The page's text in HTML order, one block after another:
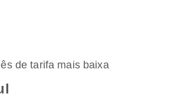
de tarifa mais baixa